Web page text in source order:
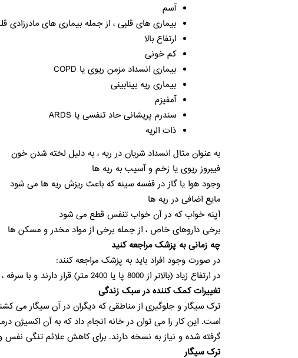
آسم
بیماری های قلبی ، از جمله بیماری های مادرزادی
ارتفاع بالا
کم خونی
بیماری انسداد مزمن ریوی یا COPD
بیماری ریه بینابینی
آمفیزم
سندرم پریشانی حاد تنفسی یا ARDS
ذات الریه
به عنوان مثال انسداد شریان در ریه ، به دلیل لخته شدن خون
فیبروز ریوی یا زخم و آسیب به ریه ها
وجود هوا یا گاز در قفسه سینه که باعث ریزش ریه ها می شود
مایع اضافی در ریه ها
آپنه خواب که در آن خواب تنفس قطع می شود
برخی داروهای خاص ، از جمله برخی از مواد مخدر و مسکن ها
چه زمانی به پزشک مراجعه کنید
در صورت وجود افراد باید به پزشک مراجعه کنند:
در ارتفاع زیاد (بالاتر از 8000 پا یا 2400 متر) قرار دارند و با سرفه ، ضربان سریع قلب و احتباس مایعات تنگی نفس شدید را تجربه می کنید
تغییرات کمک کننده در سبک زندگی
ترک سیگار و جلوگیری از مناطقی که دیگران در آن سیگار
گرفته شده و نیاز به نسخه دارند. برای کاهش علائم تنگی نفس
ترک سیگار